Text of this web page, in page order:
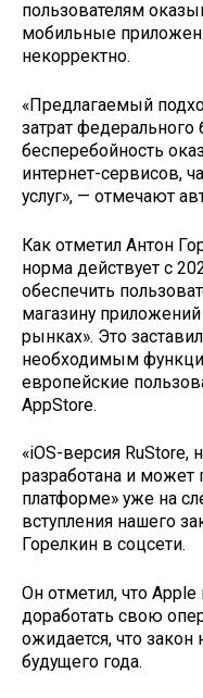
пользователям
мобильные
некорректно.
«Предлагаемый
затрат
бесперебойность
интернет-сервисов,
услуг», — отмечают
Как отметил Антон
норма действует с
обеспечить
магазину
рынках». Это
необходимым
европейские
AppStore.
«iOS-версия RuStore,
разработана и может
платформе» уже на
вступления нашего
Горелкин в соцсети.
Он отметил, что
доработать свою
ожидается, что закон
будущего года.